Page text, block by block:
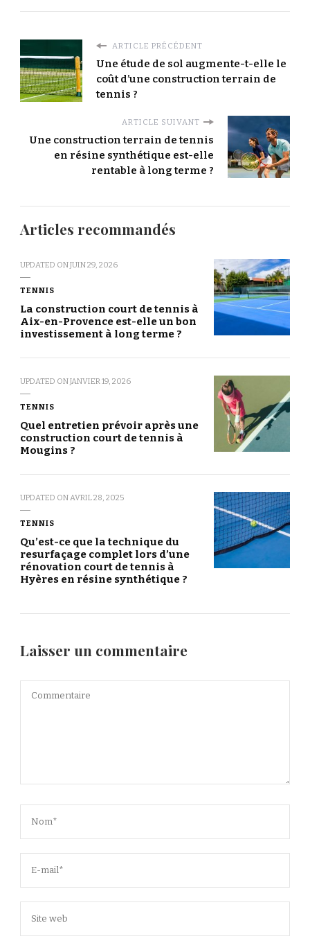
ARTICLE PRÉCÉDENT
Une étude de sol augmente-t-elle le
coût d’une construction terrain de
tennis ?
ARTICLE SUIVANT
Une construction terrain de tennis
en résine synthétique est-elle
rentable à long terme ?
Articles recommandés
UPDATED ONJUIN 29, 2026
TENNIS
La construction court de tennis à
Aix-en-Provence est-elle un bon
investissement à long terme ?
UPDATED ONJANVIER 19, 2026
TENNIS
Quel entretien prévoir après une
construction court de tennis à
Mougins ?
UPDATED ONAVRIL 28, 2025
TENNIS
Qu’est-ce que la technique du
resurfaçage complet lors d’une
rénovation court de tennis à
Hyères en résine synthétique ?
Laisser un commentaire